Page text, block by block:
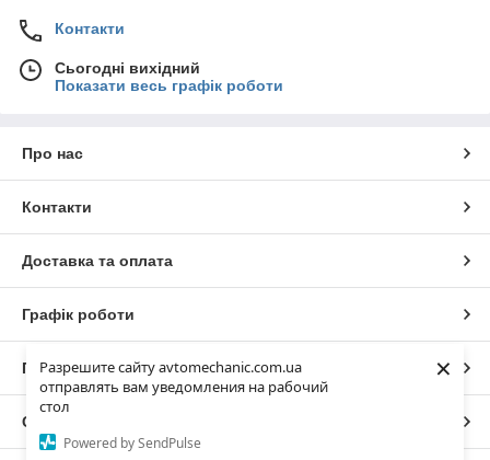
Разрешите сайту avtomechanic.com.ua
отправлять вам уведомления на рабочий
стол
Powered by SendPulse
×
Контакти
Сьогодні вихідний
Показати весь графік роботи
Про нас
Контакти
Доставка та оплата
Графік роботи
Повна версія сайту
Сайт створено на маркетплейсі